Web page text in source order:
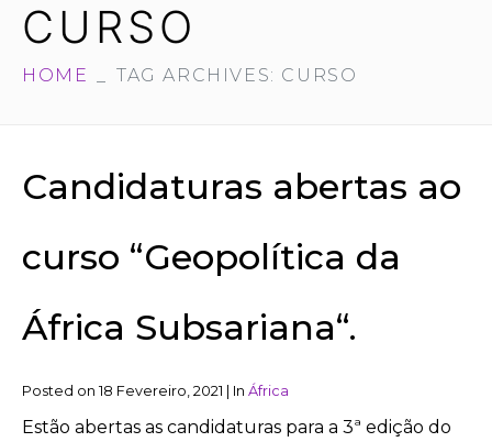
CURSO
HOME TAG ARCHIVES: CURSO
Candidaturas abertas ao
curso “Geopolítica da
África Subsariana“.
Posted on 18 Fevereiro, 2021 | In África
Estão abertas as candidaturas para a 3ª edição do